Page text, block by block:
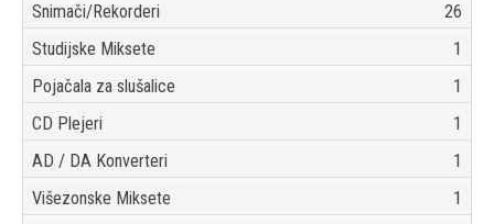
Snimači/Rekorderi
26
Studijske Miksete
1
Pojačala za slušalice
1
CD Plejeri
1
AD / DA Konverteri
1
Višezonske Miksete
1